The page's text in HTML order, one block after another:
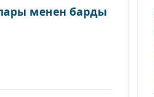
менен барды